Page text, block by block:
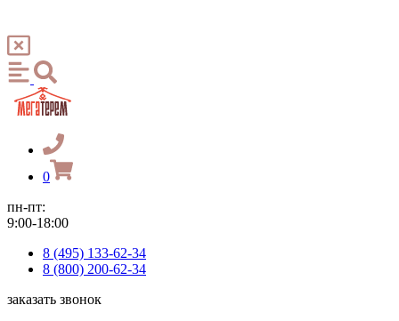
0
пн-пт:
9:00-18:00
8 (495) 133-62-34
8 (800) 200-62-34
заказать звонок